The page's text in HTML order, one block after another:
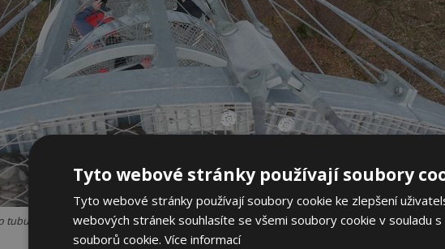
tubusu a táhla Zdroj: Ing. Michal Brandejský
Tyto webové stránky používají soubory
Tyto webové stránky používají soubory cookie ke zlepšení
webových stránek souhlasíte se všemi soubory cookie v souladu s
souborů cookie. Více informací